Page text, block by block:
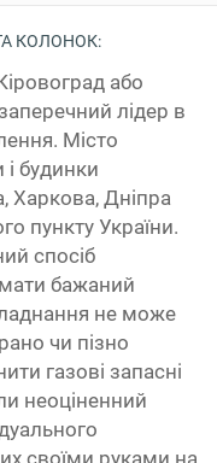
КОЛОНОК:
або
лідер в
Місто
будинки
Харкова, Дніпра
пункту України.
спосіб
бажаний
не може
чи пізно
газові запасні
неоціненний
своїми руками на